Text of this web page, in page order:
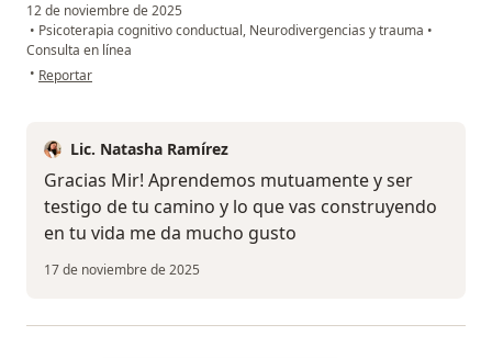
12 de noviembre de 2025
• Psicoterapia cognitivo conductual, Neurodivergencias y trauma •
Consulta en línea
• en opinión del usuario Miranda Monroy Chehaibar
Reportar
Lic. Natasha Ramírez
Gracias Mir! Aprendemos mutuamente y ser
testigo de tu camino y lo que vas construyendo
en tu vida me da mucho gusto
17 de noviembre de 2025